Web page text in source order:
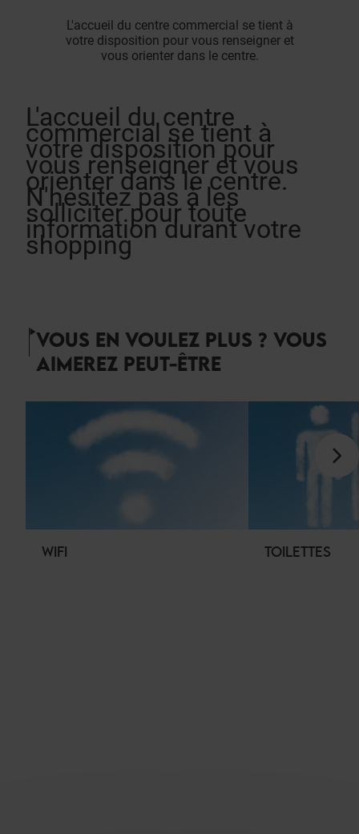
L'accueil du centre commercial se tient à
votre disposition pour vous renseigner et
vous orienter dans le centre.
L'accueil du centre
commercial se tient à
votre disposition pour
vous renseigner et vous
orienter dans le centre.
N'hésitez pas à les
solliciter pour toute
information durant votre
shopping
VOUS EN VOULEZ PLUS ? VOUS
AIMEREZ PEUT-ÊTRE
WIFI TOILETTES